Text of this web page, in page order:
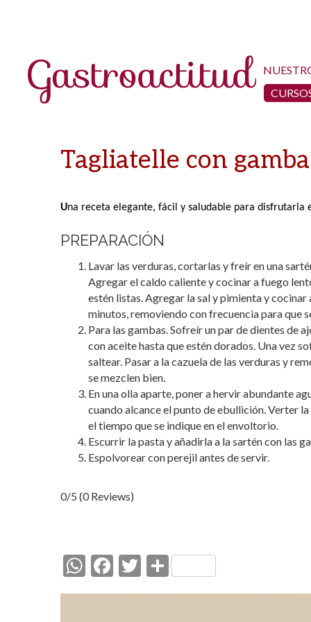
Tagliatelle con
Una receta elegante, fácil y saludable para disfrutarla
PREPARACIÓN
Lavar las verduras, cortarlas y freír en una
Agregar el caldo caliente y cocinar a fuego
estén listas. Agregar la sal y pimienta y
minutos, removiendo con frecuencia para que
Para las gambas. Sofreír un par de dientes de
con aceite hasta que estén dorados. Una vez
saltear. Pasar a la cazuela de las verduras y
se mezclen bien.
En una olla aparte, poner a hervir abundante
cuando alcance el punto de ebullición. Verter
el tiempo que se indique en el envoltorio.
Escurrir la pasta y añadirla a la sartén con las
Espolvorear con perejil antes de servir.
0/5 (0 Reviews)
W
h
F
ac
T
w
C
o